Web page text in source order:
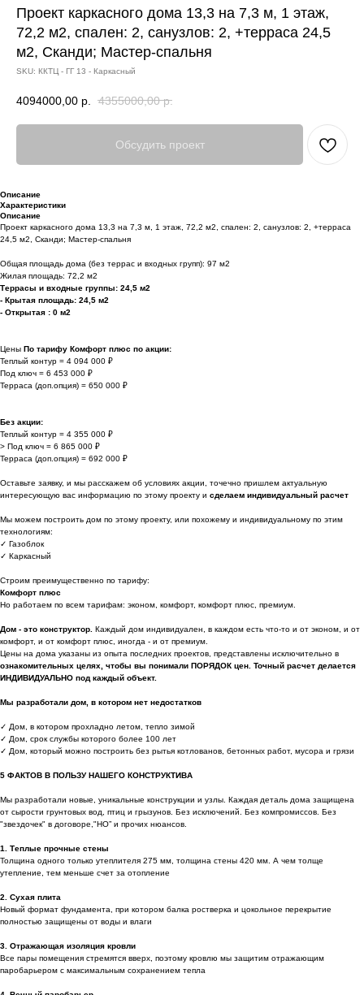
Проект каркасного дома 13,3 на 7,3 м, 1 этаж,
72,2 м2, спален: 2, санузлов: 2, +терраса 24,5
м2, Сканди; Мастер-спальня
SKU: ККТЦ - ГГ 13 - Каркасный
4094000,00 р. 4355000,00 р.
Обсудить проект
Описание
Характеристики
Описание
Проект каркасного дома 13,3 на 7,3 м, 1 этаж, 72,2 м2, спален: 2, санузлов: 2, +терраса
24,5 м2, Сканди; Мастер-спальня
Общая площадь дома (без террас и входных групп): 97 м2
Жилая площадь: 72,2 м2
Террасы и входные группы: 24,5 м2
- Крытая площадь: 24,5 м2
- Открытая : 0 м2
Цены По тарифу Комфорт плюс по акции:
Теплый контур = 4 094 000 ₽
Под ключ = 6 453 000 ₽
Терраса (доп.опция) = 650 000 ₽
Без акции:
Теплый контур = 4 355 000 ₽
> Под ключ = 6 865 000 ₽
Терраса (доп.опция) = 692 000 ₽
Оставьте заявку, и мы расскажем об условиях акции, точечно пришлем актуальную
интересующую вас информацию по этому проекту и сделаем индивидуальный расчет
Мы можем построить дом по этому проекту, или похожему и индивидуальному по этим
технологиям:
✓ Газоблок
✓ Каркасный
Строим преимущественно по тарифу:
Комфорт плюс
Но работаем по всем тарифам: эконом, комфорт, комфорт плюс, премиум.
Дом - это конструктор. Каждый дом индивидуален, в каждом есть что-то и от эконом, и от
комфорт, и от комфорт плюс, иногда - и от премиум.
Цены на дома указаны из опыта последних проектов, представлены исключительно в
ознакомительных целях, чтобы вы понимали ПОРЯДОК цен. Точный расчет делается
ИНДИВИДУАЛЬНО под каждый объект.
Мы разработали дом, в котором нет недостатков
✓ Дом, в котором прохладно летом, тепло зимой
✓ Дом, срок службы которого более 100 лет
✓ Дом, который можно построить без рытья котлованов, бетонных работ, мусора и грязи
5 ФАКТОВ В ПОЛЬЗУ НАШЕГО КОНСТРУКТИВА
Мы разработали новые, уникальные конструкции и узлы. Каждая деталь дома защищена
от сырости грунтовых вод, птиц и грызунов. Без исключений. Без компромиссов. Без
"звездочек" в договоре,"НО” и прочих нюансов.
1. Теплые прочные стены
Толщина одного только утеплителя 275 мм, толщина стены 420 мм. А чем толще
утепление, тем меньше счет за отопление
2. Сухая плита
Новый формат фундамента, при котором балка ростверка и цокольное перекрытие
полностью защищены от воды и влаги
3. Отражающая изоляция кровли
Все пары помещения стремятся вверх, поэтому кровлю мы защитим отражающим
паробарьером с максимальным сохранением тепла